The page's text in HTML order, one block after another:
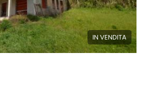
IN VENDITA